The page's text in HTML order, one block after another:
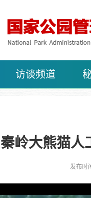
访谈频道
秦岭大熊猫人
发布时